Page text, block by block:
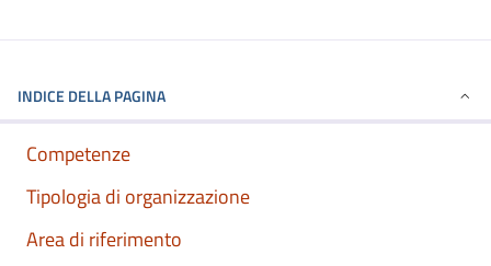
INDICE DELLA PAGINA
Competenze
Tipologia di organizzazione
Area di riferimento